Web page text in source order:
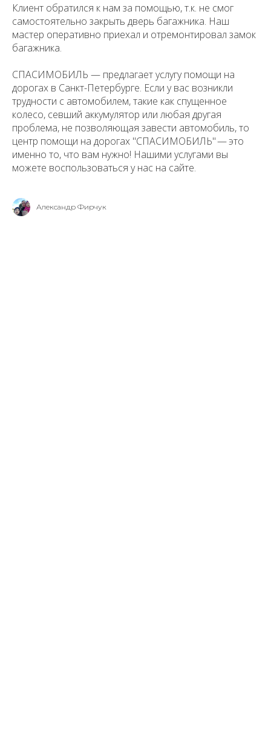
Клиент обратился к нам за помощью, т.к. не смог
самостоятельно закрыть дверь багажника. Наш
мастер оперативно приехал и отремонтировал замок
багажника.
СПАСИМОБИЛЬ — предлагает услугу помощи на
дорогах в Санкт-Петербурге. Если у вас возникли
трудности с автомобилем, такие как спущенное
колесо, севший аккумулятор или любая другая
проблема, не позволяющая завести автомобиль, то
центр помощи на дорогах "СПАСИМОБИЛЬ" — это
именно то, что вам нужно! Нашими услугами вы
можете воспользоваться у нас на сайте.
Александр Фирчук